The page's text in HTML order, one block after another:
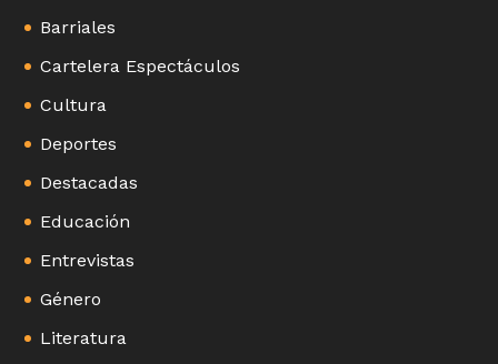
Barriales
Cartelera Espectáculos
Cultura
Deportes
Destacadas
Educación
Entrevistas
Género
Literatura